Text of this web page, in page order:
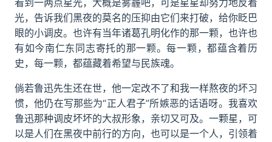
看到一两点星光，大概是雾霾吧，可是星星却努力地反着
光，告诉我们黑夜的莫名的压抑由它们来打破，给你眨巴
眼的小调皮。也许有当年诸葛孔明化作的那一颗，也许也
有如今南仁东同志寄托的那一颗。每一颗，都蕴含着历
史，每一颗，都蕴藏着希望与民族魂。
倘若鲁迅先生还在世，他一定改不了和我一样熬夜的坏习
惯，他仍在写那些为“正人君子”所嫉恶的话语呀。我喜欢
鲁迅那种调皮坏坏的大叔形象，亲切又可及。一颗星，可
以是人们在黑夜中前行的方向，也可以是一个人，引领着